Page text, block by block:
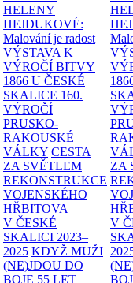
HELENY
HEJDUKOVÉ:
Malování je radost
VÝSTAVA K
VÝROČÍ BITVY
1866 U ČESKÉ
SKALICE 160.
VÝROČÍ
PRUSKO-
RAKOUSKÉ
VÁLKY CESTA
ZA SVĚTLEM
REKONSTRUKCE
VOJENSKÉHO
HŘBITOVA
V ČESKÉ
SKALICI 2023–
2025 KDYŽ MUŽI
(NE)JDOU DO
BOJE 55 LET
ZA
V